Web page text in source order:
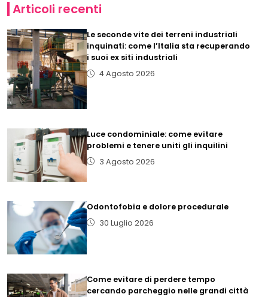
Articoli recenti
Le seconde vite dei terreni industriali
inquinati: come l’Italia sta recuperando
i suoi ex siti industriali
4 Agosto 2026
Luce condominiale: come evitare
problemi e tenere uniti gli inquilini
3 Agosto 2026
Odontofobia e dolore procedurale
30 Luglio 2026
Come evitare di perdere tempo
cercando parcheggio nelle grandi città